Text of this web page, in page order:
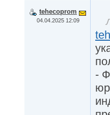
tehecoprom
04.04.2025 12:09
-